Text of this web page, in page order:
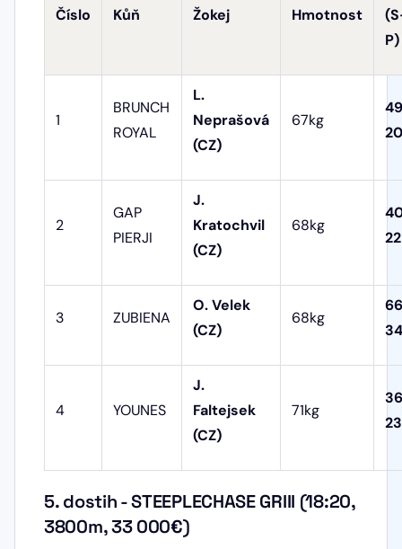
Číslo Kůň Žokej Hmotnost
P)
1
BRUNCH
ROYAL
L.
Neprašová
(CZ)
67kg
20
2
GAP
PIERJI
J.
Kratochvil
(CZ)
68kg
22
3 ZUBIENA
O. Velek
(CZ)
68kg
34
4 YOUNES
J.
Faltejsek
(CZ)
71kg
23
5. dostih - STEEPLECHASE GRIII (18:20,
3800m, 33 000€)